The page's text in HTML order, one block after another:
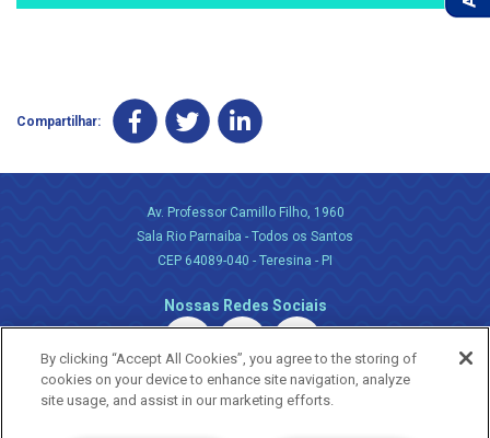
Compartilhar:
Av. Professor Camillo Filho, 1960
Sala Rio Parnaiba - Todos os Santos
CEP 64089-040 - Teresina - PI
Nossas Redes Sociais
By clicking “Accept All Cookies”, you agree to the storing of
cookies on your device to enhance site navigation, analyze
site usage, and assist in our marketing efforts.